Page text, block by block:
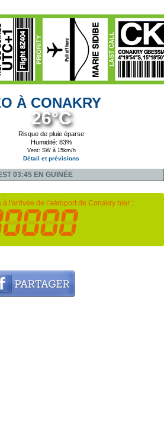
À CONAKRY
26°C
Risque de pluie éparse
Humidité: 83%
Vent: SW à 15km/h
Détail et prévisions
03:45 EN GUINÉE
à l'arrivée de l'aéroport de Conakry hier :